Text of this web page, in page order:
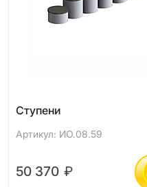
Ступени
Артикул: ИО.08.59
50 370 ₽